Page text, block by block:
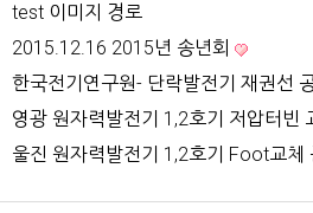
test 이미지 경로
2015.12.16 2015년 송년회
한국전기연구원- 단락발전기 재권선
영광 원자력발전기 1,2호기 저압터빈
울진 원자력발전기 1,2호기 Foot교체